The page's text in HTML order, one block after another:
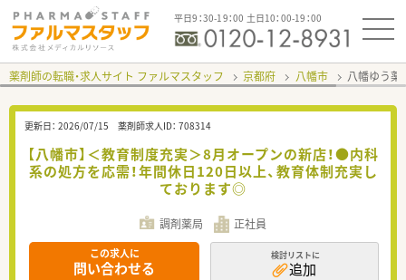
平日9：30-19：00 土日10：00-19：00
薬剤師の転職・求人サイト ファルマスタッフ 京都府 八幡市 八幡ゆう薬
更新日： 2026/07/15 薬剤師求人ID： 708314
【八幡市】＜教育制度充実＞8月オープンの新店！●内科
系の処方を応需！年間休日120日以上、教育体制充実し
ております◎
調剤薬局 正社員
この求人に
問い合わせる
検討リストに
追加